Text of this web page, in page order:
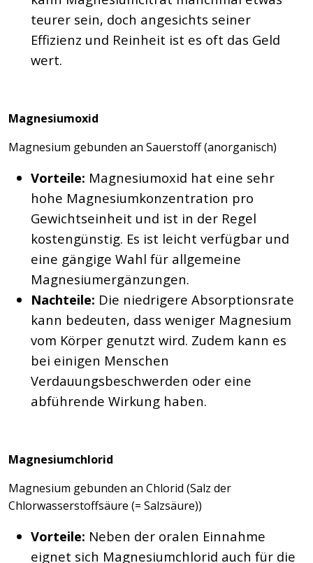
teurer sein, doch angesichts seiner
Effizienz und Reinheit ist es oft das Geld
wert.
Magnesiumoxid
Magnesium gebunden an Sauerstoff (anorganisch)
Vorteile: Magnesiumoxid hat eine sehr
hohe Magnesiumkonzentration pro
Gewichtseinheit und ist in der Regel
kostengünstig. Es ist leicht verfügbar und
eine gängige Wahl für allgemeine
Magnesiumergänzungen.
Nachteile: Die niedrigere Absorptionsrate
kann bedeuten, dass weniger Magnesium
vom Körper genutzt wird. Zudem kann es
bei einigen Menschen
Verdauungsbeschwerden oder eine
abführende Wirkung haben.
Magnesiumchlorid
Magnesium gebunden an Chlorid (Salz der
Chlorwasserstoffsäure (= Salzsäure))
Vorteile: Neben der oralen Einnahme
eignet sich Magnesiumchlorid auch für die